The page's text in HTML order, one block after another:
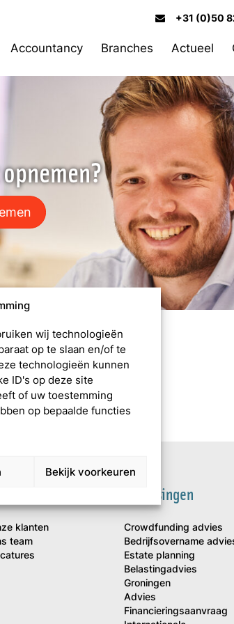
wij technologieën
op te slaan en/of te
technologieën kunnen
ID's op deze site
of uw toestemming
op bepaalde functies
Bekijk voorkeuren
+31 (0)50
Accountancy Branches Actueel
klanten
team
Oplossingen
Crowdfunding advies
Bedrijfsovername
Estate planning
Belastingadvies
Groningen
Advies
Financieringsaanvraag